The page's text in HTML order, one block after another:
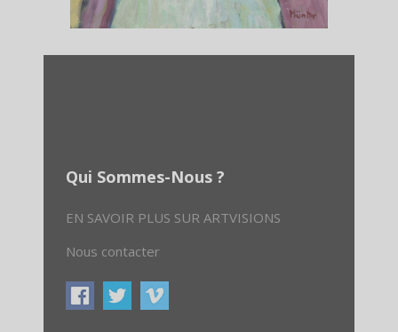
Qui Sommes-Nous ?
EN SAVOIR PLUS SUR ARTVISIONS
Nous contacter